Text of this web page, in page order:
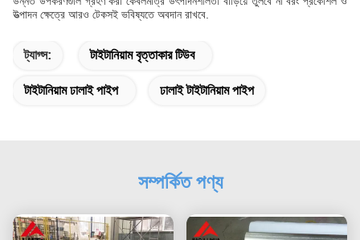
উত্পাদন ক্ষেত্রে আরও টেকসই ভবিষ্যতে অবদান রাখবে.
ট্যাগ্স: টাইটানিয়াম বৃত্তাকার টিউব
টাইটানিয়াম ঢালাই পাইপ ঢালাই টাইটানিয়াম পাইপ
সম্পর্কিত পণ্য